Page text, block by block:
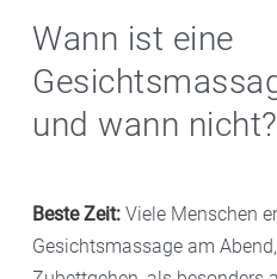
Wann ist eine
und wann nicht?
Beste Zeit: Viele Menschen
Gesichtsmassage am